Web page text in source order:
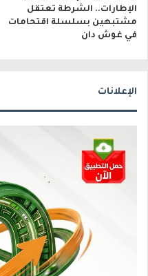
الإطارات.. الشرطة تعتقل
مشتبهين بسلسلة اقتحامات
في غوش دان
الإعلانات